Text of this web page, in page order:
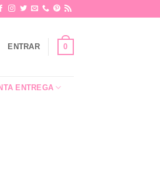
ENTRAR 0
ENTREGA